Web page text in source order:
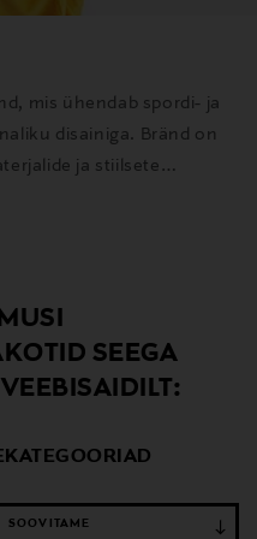
mis ühendab spordi- ja
disainiga. Bränd on
ja stiilsete
SEEGA